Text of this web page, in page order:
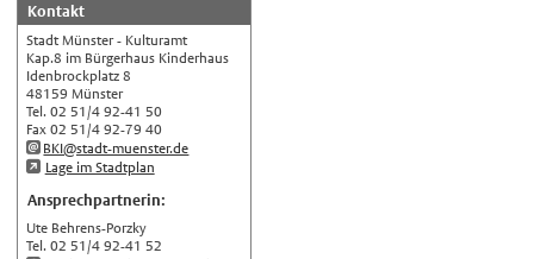
Nederlands
English
Українська
Türkçe
اللغة العربية
Français
Español
Kontakt
Stadt Münster - Kulturamt
Kap.8 im Bürgerhaus Kinderhaus
Idenbrockplatz 8
48159 Münster
Tel. 02 51/4 92-41 50
Fax 02 51/4 92-79 40
BKI@stadt-muenster.de
Lage im Stadtplan
Ansprechpartnerin:
Ute Behrens-Porzky
Tel. 02 51/4 92-41 52